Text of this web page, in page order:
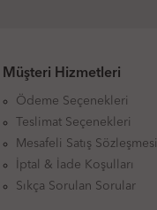
Müşteri Hizmetleri
Ödeme Seçenekleri
Teslimat Seçenekleri
Mesafeli Satış Sözleşmesi
İptal & İade Koşulları
Sıkça Sorulan Sorular